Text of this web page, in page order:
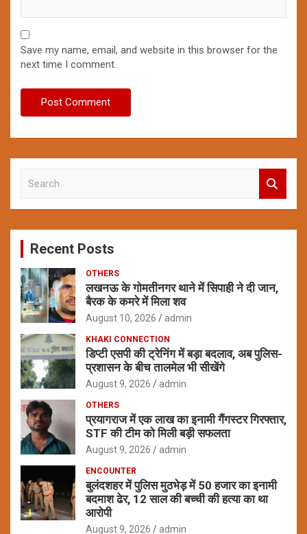
Save my name, email, and website in this browser for the
next time I comment.
c
Recent Posts
OTHERS
लखनऊ के गोमतीनगर थाने में सिपाही ने दी जान,
बैरक के कमरे में मिला शव
August 10, 2026 admin
KHAKI CONNECTION
डिप्टी एसपी की ट्रेनिंग में बड़ा बदलाव, अब पुलिस-
प्रशासन के बीच तालमेल भी सीखेंगे
August 9, 2026 admin
OTHERS
प्रयागराज में एक लाख का इनामी गैंगस्टर गिरफ्तार,
STF की टीम को मिली बड़ी सफलता
August 9, 2026 admin
ENCOUNTER
बुलंदशहर में पुलिस मुठभेड़ में 50 हजार का इनामी
बदमाश ढेर, 12 साल की बच्ची की हत्या का था
आरोपी
August 9, 2026 admin